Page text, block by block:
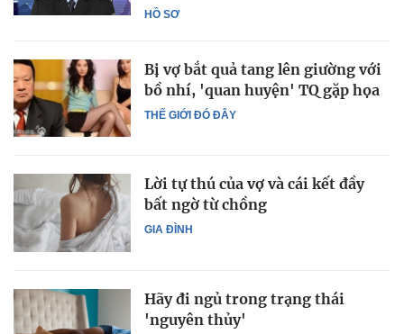
HỒ SƠ
THẾ GIỚI ĐÓ ĐÂY
Bị vợ bắt quả tang lên giường với
bồ nhí, 'quan huyện' TQ gặp họa
GIA ĐÌNH
Lời tự thú của vợ và cái kết đầy
bất ngờ từ chồng
Hãy đi ngủ trong trạng thái
'nguyên thủy'